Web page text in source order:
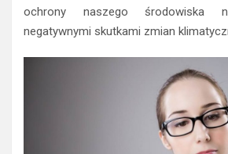
ochrony naszego środowiska
negatywnymi skutkami zmian